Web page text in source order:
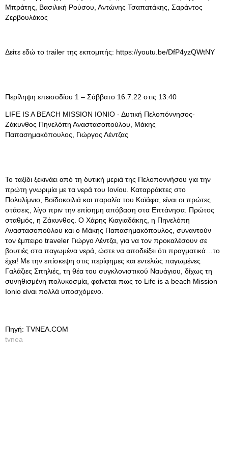
Μπράτης, Βασιλική Ρούσου, Αντώνης Τσαπατάκης, Σαράντος
Ζερβουλάκος
Δείτε εδώ το trailer της εκπομπής: https://youtu.be/DfP4yzQWtNY
Περίληψη επεισοδίου 1 – Σάββατο 16.7.22 στις 13:40
LIFE IS A BEACH MISSION ΙΟΝΙΟ - Δυτική Πελοπόννησος-
Ζάκυνθος Πηνελόπη Αναστασοπούλου, Μάκης
Παπασημακόπουλος, Γιώργος Λέντζας
Το ταξίδι ξεκινάει από τη δυτική μεριά της Πελοποννήσου για την
πρώτη γνωριμία με τα νερά του Ιονίου. Καταρράκτες στο
Πολυλίμνιο, Βοϊδοκοιλιά και παραλία του Καϊάφα, είναι οι πρώτες
στάσεις, λίγο πριν την επίσημη απόβαση στα Επτάνησα. Πρώτος
σταθμός, η Ζάκυνθος. Ο Χάρης Κιαγιαδάκης, η Πηνελόπη
Αναστασοπούλου και ο Μάκης Παπασημακόπουλος, συναντούν
τον έμπειρο traveler Γιώργο Λέντζα, για να τον προκαλέσουν σε
βουτιές στα παγωμένα νερά, ώστε να αποδείξει ότι πραγματικά…το
έχει! Με την επίσκεψη στις περίφημες και εντελώς παγωμένες
Γαλάζιες Σπηλιές, τη θέα του συγκλονιστικού Ναυάγιου, δίχως τη
συνηθισμένη πολυκοσμία, φαίνεται πως το Life is a beach Mission
Ionio είναι πολλά υποσχόμενο.
Πηγή: TVNEA.COM
tvnea